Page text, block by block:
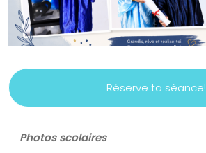
Réserve ta séance!
Photos scolaires